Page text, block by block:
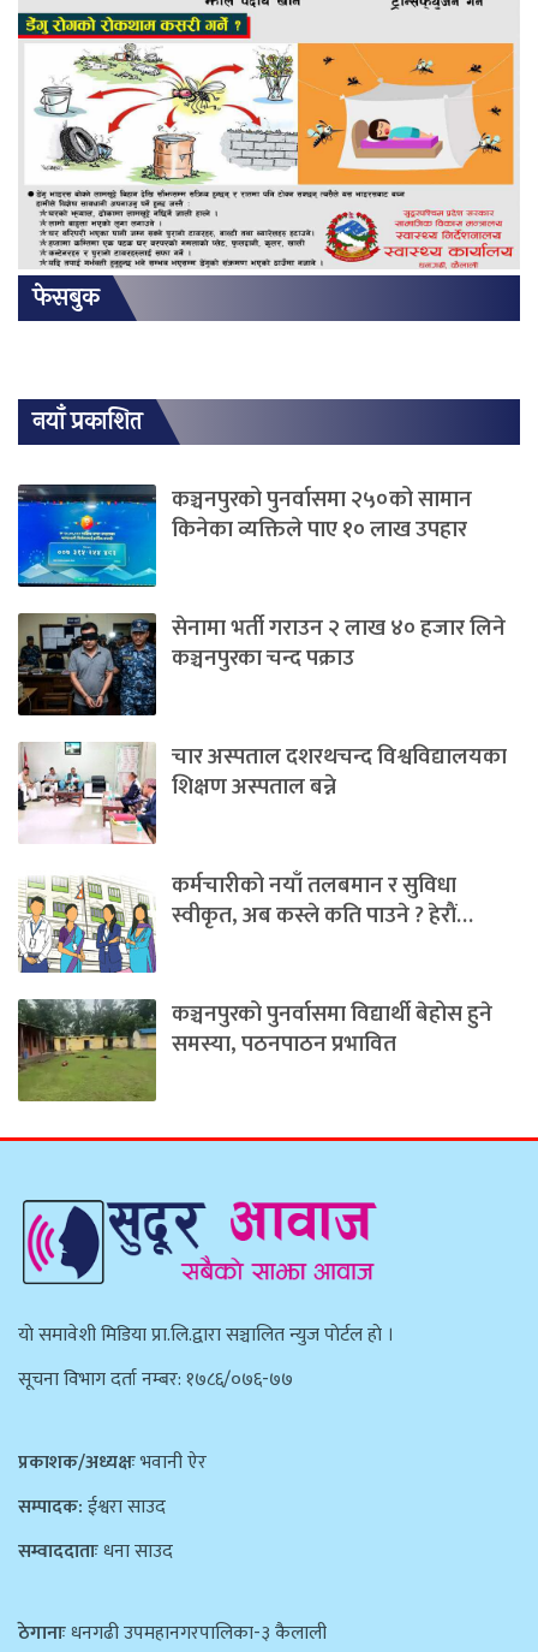
फेसबुक
नयाँ प्रकाशित
कञ्चनपुरको पुनर्वासमा २५०को सामान
किनेका व्यक्तिले पाए १० लाख उपहार
सेनामा भर्ती गराउन २ लाख ४० हजार लिने
कञ्चनपुरका चन्द पक्राउ
चार अस्पताल दशरथचन्द विश्वविद्यालयका
शिक्षण अस्पताल बन्ने
कर्मचारीको नयाँ तलबमान र सुविधा
स्वीकृत, अब कस्ले कति पाउने ? हेराैं…
कञ्चनपुरको पुनर्वासमा विद्यार्थी बेहोस हुने
समस्या, पठनपाठन प्रभावित
याे समावेशी मिडिया प्रा.लि.द्वारा सञ्चालित न्युज पाेर्टल हाे ।
सूचना विभाग दर्ता नम्बर: १७८६/०७६-७७
प्रकाशक/अध्यक्षःभवानी ऐर
सम्पादक:ईश्वरा साउद
सम्वाददाताःधना साउद
ठेगानाःधनगढी उपमहानगरपालिका-३ कैलाली